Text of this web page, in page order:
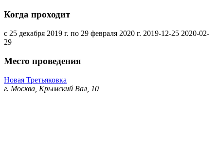
Когда проходит
с 25 декабря 2019 г. по 29 февраля 2020 г. 2019-12-25 2020-02-
29
Место проведения
Новая Третьяковка
г. Москва, Крымский Вал, 10